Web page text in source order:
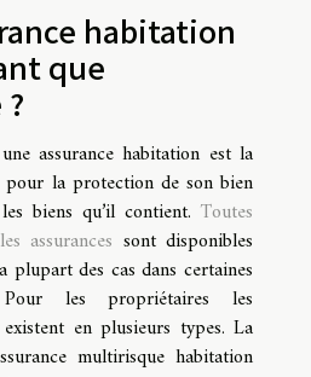
habitation
que
assurance habitation est la
la protection de son bien
biens qu’il contient. Toutes
assurances sont disponibles
plupart des cas dans certaines
les propriétaires les
en plusieurs types. La
multirisque habitation